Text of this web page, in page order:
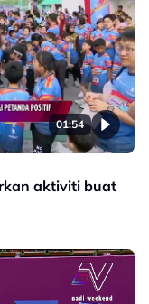
01:54
aktiviti buat